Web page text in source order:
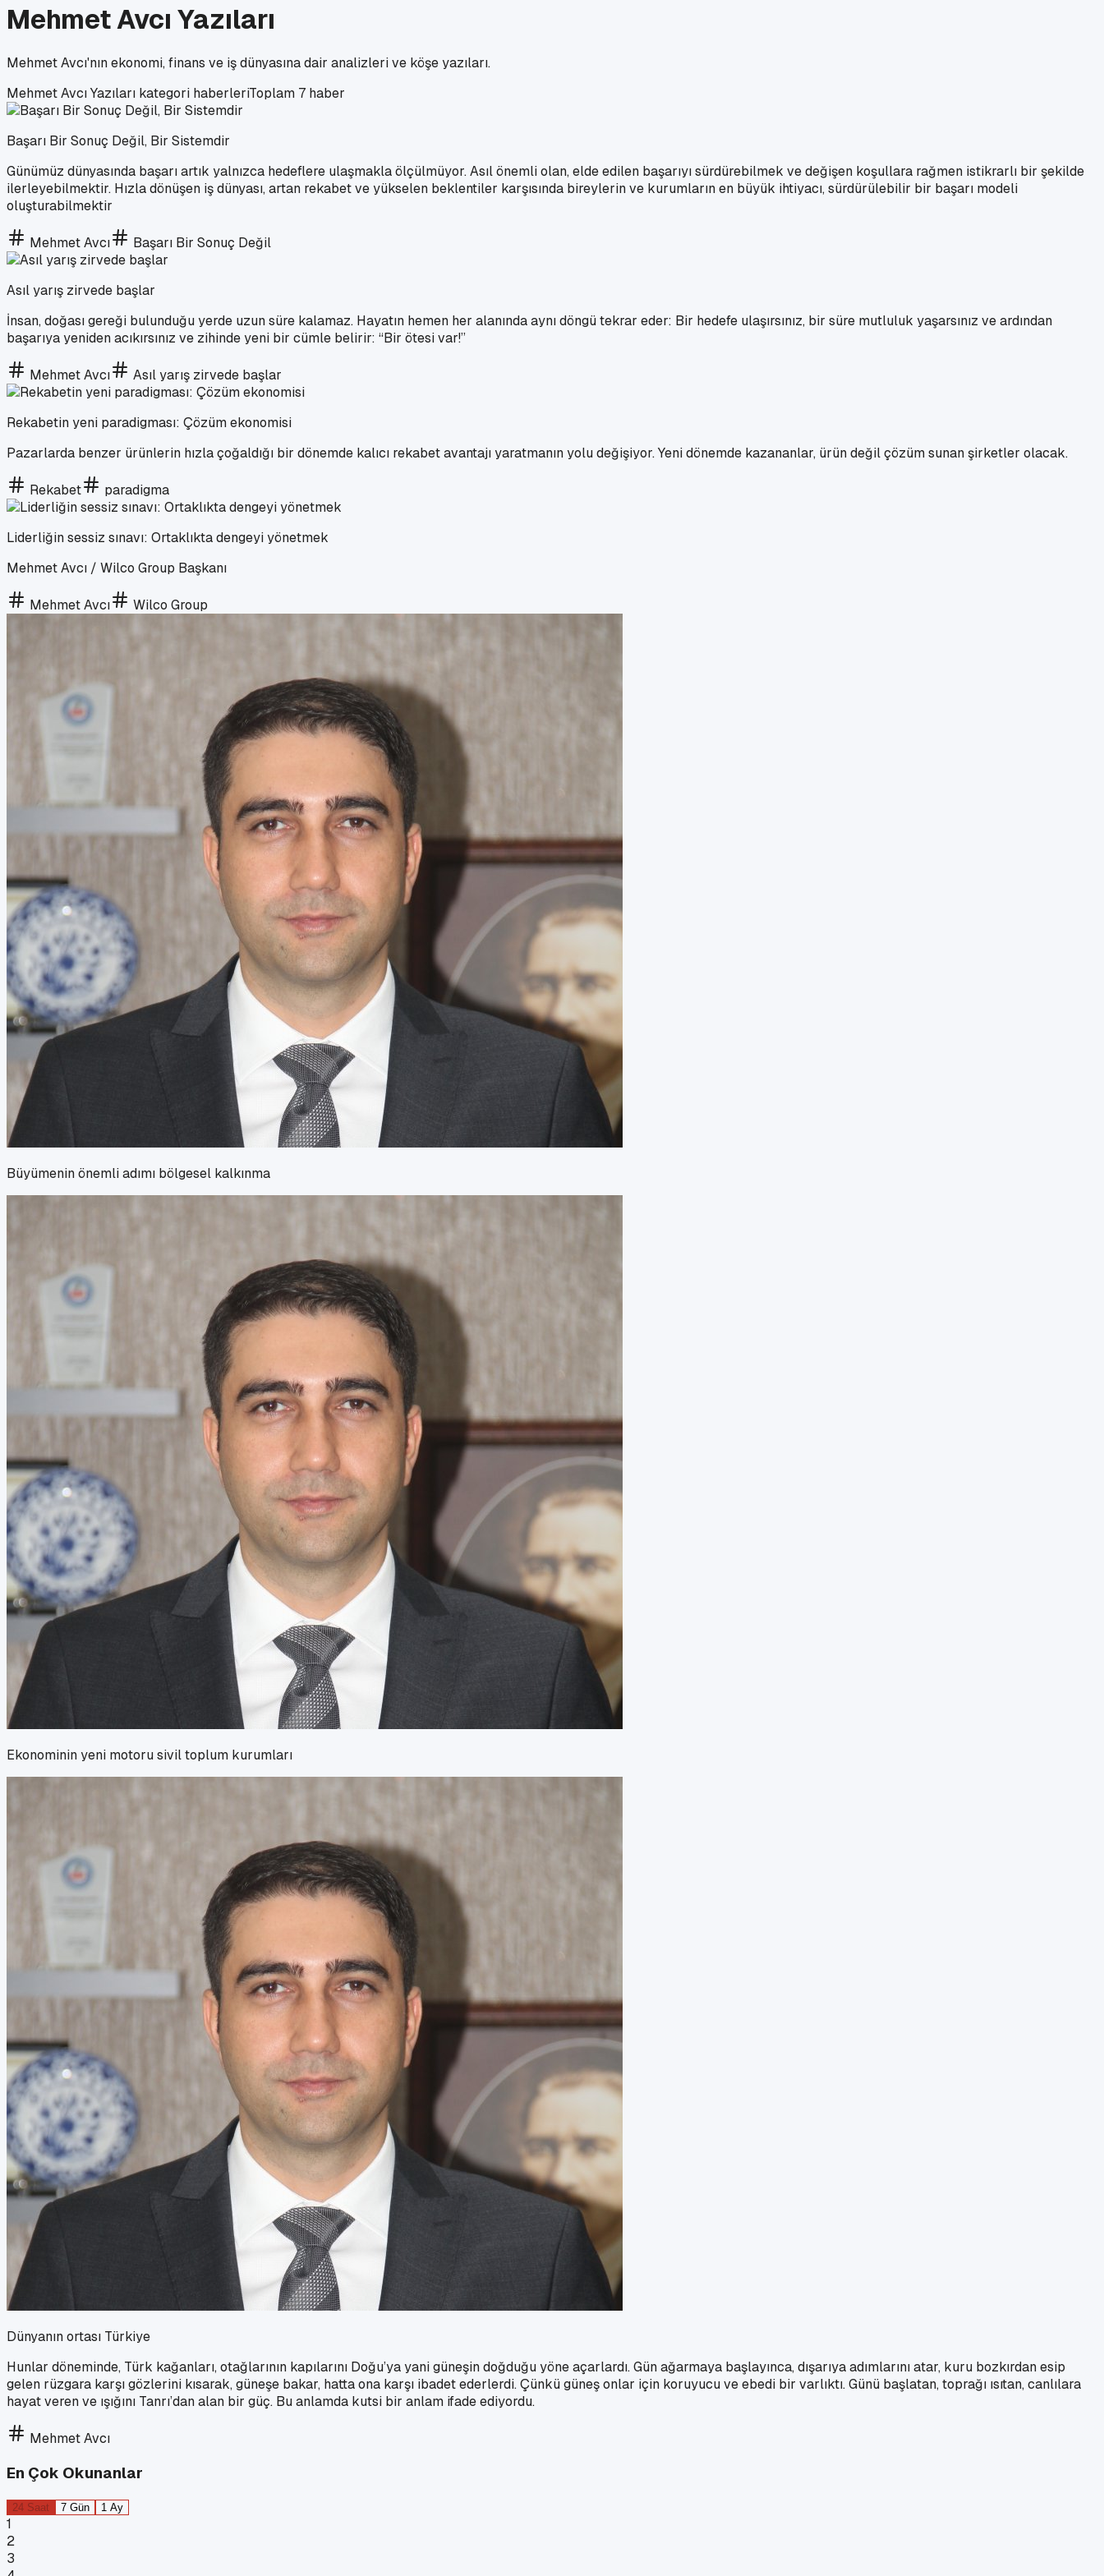
Mehmet Avcı Yazıları
Mehmet Avcı'nın ekonomi, finans ve iş dünyasına dair analizleri ve köşe yazıları.
Mehmet Avcı Yazıları kategori haberleriToplam 7 haber
Başarı Bir Sonuç Değil, Bir Sistemdir
Günümüz dünyasında başarı artık yalnızca hedeflere ulaşmakla ölçülmüyor. Asıl önemli olan, elde edilen başarıyı sürdürebilmek ve değişen koşullara rağmen istikrarlı bir şekilde
ilerleyebilmektir. Hızla dönüşen iş dünyası, artan rekabet ve yükselen beklentiler karşısında bireylerin ve kurumların en büyük ihtiyacı, sürdürülebilir bir başarı modeli
oluşturabilmektir
Mehmet Avcı Başarı Bir Sonuç Değil
Asıl yarış zirvede başlar
İnsan, doğası gereği bulunduğu yerde uzun süre kalamaz. Hayatın hemen her alanında aynı döngü tekrar eder: Bir hedefe ulaşırsınız, bir süre mutluluk yaşarsınız ve ardından
başarıya yeniden acıkırsınız ve zihinde yeni bir cümle belirir: “Bir ötesi var!”
Mehmet Avcı Asıl yarış zirvede başlar
Rekabetin yeni paradigması: Çözüm ekonomisi
Pazarlarda benzer ürünlerin hızla çoğaldığı bir dönemde kalıcı rekabet avantajı yaratmanın yolu değişiyor. Yeni dönemde kazananlar, ürün değil çözüm sunan şirketler olacak.
Rekabet paradigma
Liderliğin sessiz sınavı: Ortaklıkta dengeyi yönetmek
Mehmet Avcı / Wilco Group Başkanı
Mehmet Avcı Wilco Group
Büyümenin önemli adımı bölgesel kalkınma
Ekonominin yeni motoru sivil toplum kurumları
Dünyanın ortası Türkiye
Hunlar döneminde, Türk kağanları, otağlarının kapılarını Doğu’ya yani güneşin doğduğu yöne açarlardı. Gün ağarmaya başlayınca, dışarıya adımlarını atar, kuru bozkırdan esip
gelen rüzgara karşı gözlerini kısarak, güneşe bakar, hatta ona karşı ibadet ederlerdi. Çünkü güneş onlar için koruyucu ve ebedi bir varlıktı. Günü başlatan, toprağı ısıtan, canlılara
hayat veren ve ışığını Tanrı’dan alan bir güç. Bu anlamda kutsi bir anlam ifade ediyordu.
Mehmet Avcı
En Çok Okunanlar
24 Saat 7 Gün 1 Ay
1
2
3